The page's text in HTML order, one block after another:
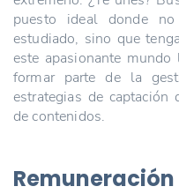
puesto ideal donde
estudiado, sino que
este apasionante
formar parte de la
estrategias de
de contenidos.
Remuneración